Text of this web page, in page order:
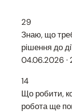
29
Знаю, що
рішення до
04.06.2026 ·
14
Що робити,
робота ще